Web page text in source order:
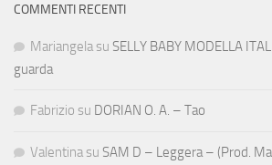
COMMENTI RECENTI
Mariangela su SELLY BABY MODELLA
guarda
Fabrizio su DORIAN O. A. – Tao
Valentina su SAM D – Leggera – (Prod.